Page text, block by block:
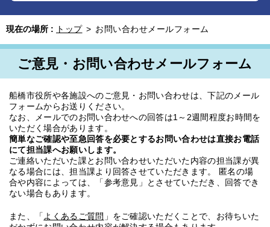
現在の場所 : トップ > お問い合わせメールフォーム
ご意見・お問い合わせメールフォーム
船橋市役所や各施設へのご意見・お問い合わせは、下記のメール
フォームからお送りください。
なお、メールでのお問い合わせへの回答は1～2週間程度お時間を
いただく場合があります。
簡単なご確認や至急回答を必要とするお問い合わせは直接お電話
にて担当課へお願いします。
ご連絡いただいた課とお問い合わせいただいた内容の担当課が異
なる場合には、担当課より回答させていただきます。 匿名の場
合や内容によっては、「参考意見」とさせていただき、回答でき
ない場合もあります。
また、「 よくあるご質問 」をご確認いただくことで、お待ちいた